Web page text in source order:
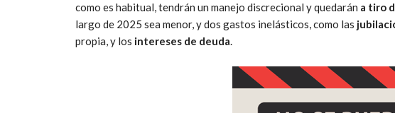
como es habitual, tendrán un manejo discrecional y quedarán a tiro
largo de 2025 sea menor, y dos gastos inelásticos, como las
propia, y los intereses de deuda.